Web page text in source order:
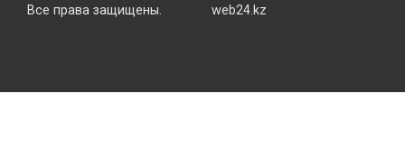
Все права защищены.
web24.kz